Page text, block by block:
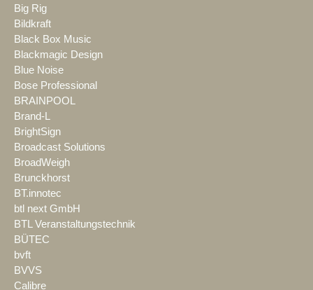
Big Rig
Bildkraft
Black Box Music
Blackmagic Design
Blue Noise
Bose Professional
BRAINPOOL
Brand-L
BrightSign
Broadcast Solutions
BroadWeigh
Brunckhorst
BT.innotec
btl next GmbH
BTL Veranstaltungstechnik
BÜTEC
bvft
BVVS
Calibre